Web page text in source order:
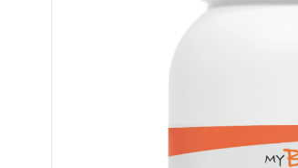
Pre-Workout